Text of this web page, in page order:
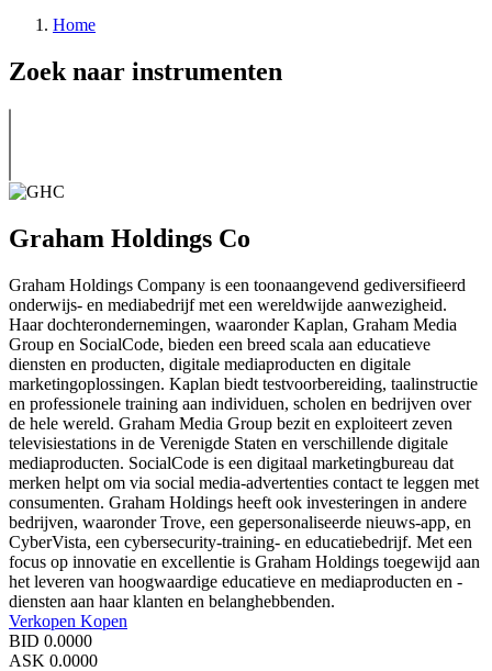
Home
Zoek naar instrumenten
Graham Holdings Co
Graham Holdings Company is een toonaangevend gediversifieerd
onderwijs- en mediabedrijf met een wereldwijde aanwezigheid.
Haar dochterondernemingen, waaronder Kaplan, Graham Media
Group en SocialCode, bieden een breed scala aan educatieve
diensten en producten, digitale mediaproducten en digitale
marketingoplossingen. Kaplan biedt testvoorbereiding, taalinstructie
en professionele training aan individuen, scholen en bedrijven over
de hele wereld. Graham Media Group bezit en exploiteert zeven
televisiestations in de Verenigde Staten en verschillende digitale
mediaproducten. SocialCode is een digitaal marketingbureau dat
merken helpt om via social media-advertenties contact te leggen met
consumenten. Graham Holdings heeft ook investeringen in andere
bedrijven, waaronder Trove, een gepersonaliseerde nieuws-app, en
CyberVista, een cybersecurity-training- en educatiebedrijf. Met een
focus op innovatie en excellentie is Graham Holdings toegewijd aan
het leveren van hoogwaardige educatieve en mediaproducten en -
diensten aan haar klanten en belanghebbenden.
Verkopen Kopen
BID 0.0000
ASK 0.0000